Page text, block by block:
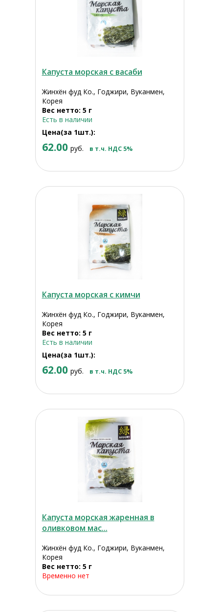
Капуста морская с васаби
Жинхён фуд Ко., Годжири, Вуканмен,
Корея
Вес нетто: 5 г
Есть в наличии
Цена(за 1шт.):
62.00 руб. в т.ч. НДС 5%
Капуста морская с кимчи
Жинхён фуд Ко., Годжири, Вуканмен,
Корея
Вес нетто: 5 г
Есть в наличии
Цена(за 1шт.):
62.00 руб. в т.ч. НДС 5%
Капуста морская жаренная в
оливковом мас...
Жинхён фуд Ко., Годжири, Вуканмен,
Корея
Вес нетто: 5 г
Временно нет